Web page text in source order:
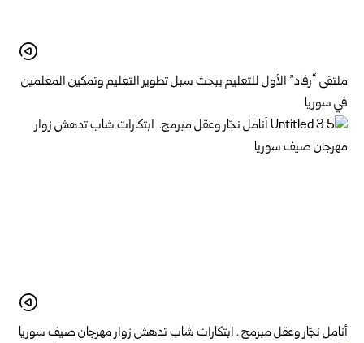
ملتقى “رفاد” الأول للتعليم يبحث سبل تطوير التعليم وتمكين المعلمين
في سوريا
أنامل نجّار وعقل مبرمج.. ابتكارات شاب تدهش زوار مهرجان صيف سوريا